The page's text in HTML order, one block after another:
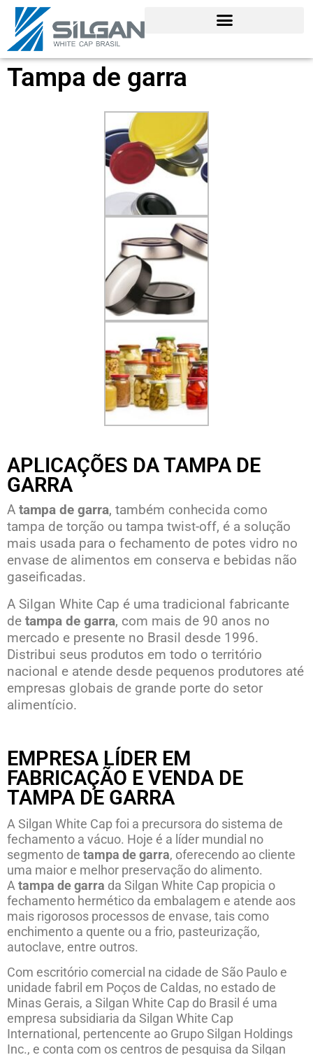
Tampa de garra
APLICAÇÕES DA TAMPA DE
GARRA
A tampa de garra, também conhecida como
tampa de torção ou tampa twist-off, é a solução
mais usada para o fechamento de potes vidro no
envase de alimentos em conserva e bebidas não
gaseificadas.
A Silgan White Cap é uma tradicional fabricante
de tampa de garra, com mais de 90 anos no
mercado e presente no Brasil desde 1996.
Distribui seus produtos em todo o território
nacional e atende desde pequenos produtores até
empresas globais de grande porte do setor
alimentício.
EMPRESA LÍDER EM
FABRICAÇÃO E VENDA DE
TAMPA DE GARRA
A Silgan White Cap foi a precursora do sistema de
fechamento a vácuo. Hoje é a líder mundial no
segmento de tampa de garra, oferecendo ao cliente
uma maior e melhor preservação do alimento.
A tampa de garra da Silgan White Cap propicia o
fechamento hermético da embalagem e atende aos
mais rigorosos processos de envase, tais como
enchimento a quente ou a frio, pasteurização,
autoclave, entre outros.
Com escritório comercial na cidade de São Paulo e
unidade fabril em Poços de Caldas, no estado de
Minas Gerais, a Silgan White Cap do Brasil é uma
empresa subsidiaria da Silgan White Cap
International, pertencente ao Grupo Silgan Holdings
Inc., e conta com os centros de pesquisa da Silgan